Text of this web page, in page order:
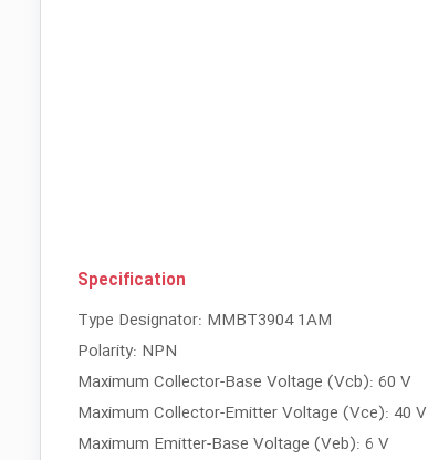
Specification
Type Designator: MMBT3904 1AM
Polarity: NPN
Maximum Collector-Base Voltage (Vcb): 60 V
Maximum Collector-Emitter Voltage (Vce): 40 V
Maximum Emitter-Base Voltage (Veb): 6 V